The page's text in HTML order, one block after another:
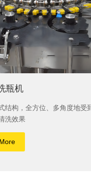
瓶机
结构，全方位、多角度地受
洗效果